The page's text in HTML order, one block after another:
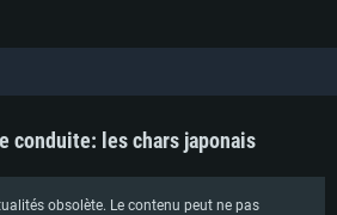
conduite: les chars japonais
obsolète. Le contenu peut ne pas